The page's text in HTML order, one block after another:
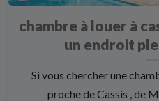
chambre à louer à
un endroit
Si vous chercher une
proche de Cassis , de